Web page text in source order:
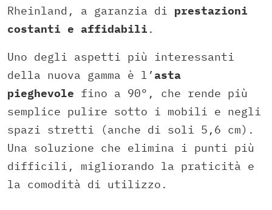
Rheinland, a garanzia di prestazioni
costanti e affidabili .
Uno degli aspetti più interessanti
della nuova gamma è l’ asta
pieghevole fino a 90°, che rende più
semplice pulire sotto i mobili e negli
spazi stretti (anche di soli 5,6 cm).
Una soluzione che elimina i punti più
difficili, migliorando la praticità e
la comodità di utilizzo.